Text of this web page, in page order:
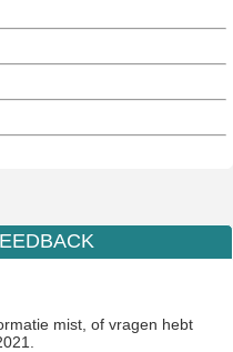
mist, of vragen hebt